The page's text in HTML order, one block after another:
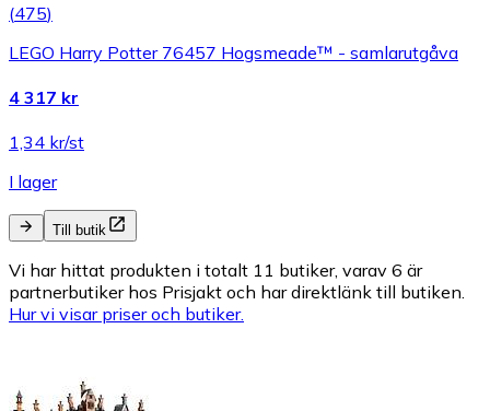
(475)
LEGO Harry Potter 76457 Hogsmeade™ - samlarutgåva
4 317 kr
1,34 kr/st
I lager
Till butik
Vi har hittat produkten i totalt 11 butiker, varav 6 är
partnerbutiker hos Prisjakt och har direktlänk till butiken.
Hur vi visar priser och butiker.